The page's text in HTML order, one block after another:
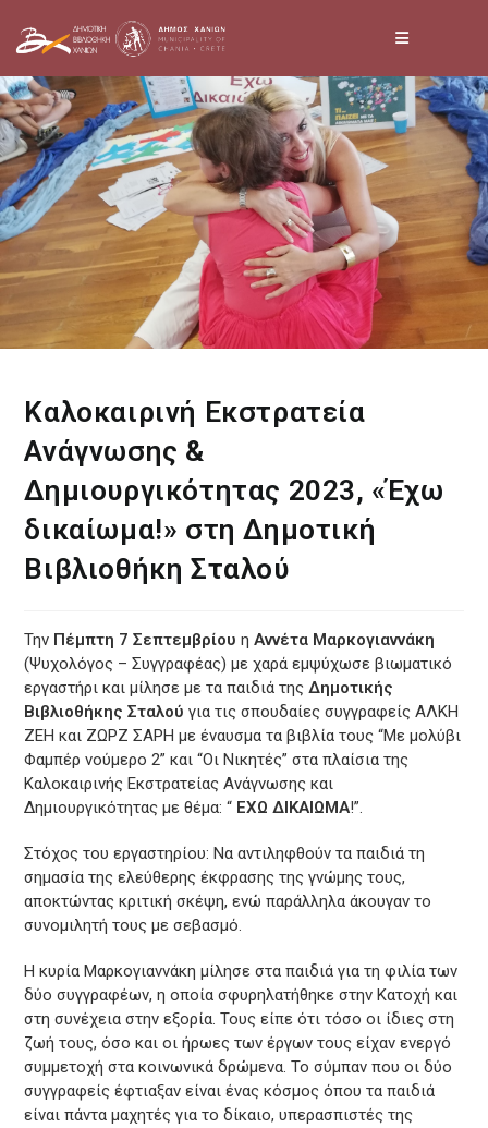
to
content
Καλοκαιρινή Εκστρατεία
Ανάγνωσης &
Δημιουργικότητας 2023, «Έχω
δικαίωμα!» στη Δημοτική
Βιβλιοθήκη Σταλού
Την Πέμπτη 7 Σεπτεμβρίου ηΑννέτα Μαρκογιαννάκη
(Ψυχολόγος – Συγγραφέας) με χαρά εμψύχωσε βιωματικό
εργαστήρι και μίλησε με τα παιδιά της Δημοτικής
Βιβλιοθήκης Σταλού για τις σπουδαίες συγγραφείς ΑΛΚΗ
ΖΕΗ και ΖΩΡΖ ΣΑΡΗ με έναυσμα τα βιβλία τους “Με μολύβι
Φαμπέρ νούμερο 2” και “Οι Νικητές” στα πλαίσια της
Καλοκαιρινής Εκστρατείας Ανάγνωσης και
Δημιουργικότητας με θέμα: “ ΕΧΩ ΔΙΚΑΙΩΜΑ!”.
Στόχος του εργαστηρίου: Να αντιληφθούν τα παιδιά τη
σημασία της ελεύθερης έκφρασης της γνώμης τους,
αποκτώντας κριτική σκέψη, ενώ παράλληλα άκουγαν το
συνομιλητή τους με σεβασμό.
Η κυρία Μαρκογιαννάκη μίλησε στα παιδιά για τη φιλία των
δύο συγγραφέων, η οποία σφυρηλατήθηκε στην Κατοχή και
στη συνέχεια στην εξορία. Τους είπε ότι τόσο οι ίδιες στη
ζωή τους, όσο και οι ήρωες των έργων τους είχαν ενεργό
συμμετοχή στα κοινωνικά δρώμενα. Το σύμπαν που οι δύο
συγγραφείς έφτιαξαν είναι ένας κόσμος όπου τα παιδιά
είναι πάντα μαχητές για το δίκαιο, υπερασπιστές της